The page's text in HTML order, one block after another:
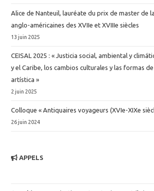
Alice de Nanteuil, lauréate du prix de master de
anglo-américaines des XVIIe et XVIIIe siècles
13 juin 2025
CEISAL 2025 : « Justicia social, ambiental y
y el Caribe, los cambios culturales y las formas
artística »
2 juin 2025
Colloque « Antiquaires voyageurs (XVIe-XIXe
26 juin 2024
APPELS